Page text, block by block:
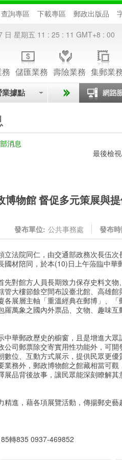
查詢專區 下載專區 郵政出版品
日 星期五 11 : 25 : 11 GMT+8 : 00
儲匯業務 壽險業務 集郵業
業據點
消息
最後檢
博物館 督促多元策展與
發布單位: 公共事務處 發布
立法院同仁，由交通部政務次長伍
材陪同，於本(10)日上午蒞臨中華
對館方人員長期致力保存史料文物
管大樓節餘空間布設臺北館、高雄
各展層主軸「重溫經典在郵博」、
羅萬象之國內外票品、文物、趣味
華郵政歷史的櫥窗，且是增進大
司郵票除交寄實用性功能外，可
位、互動方式展示，提供民眾更
務外，郵政博物館之館藏相當可
展品背後故事，讓民眾能深刻瞭解
進，藉各項展覽活動，傳揚郵史
轉835 0937-469852